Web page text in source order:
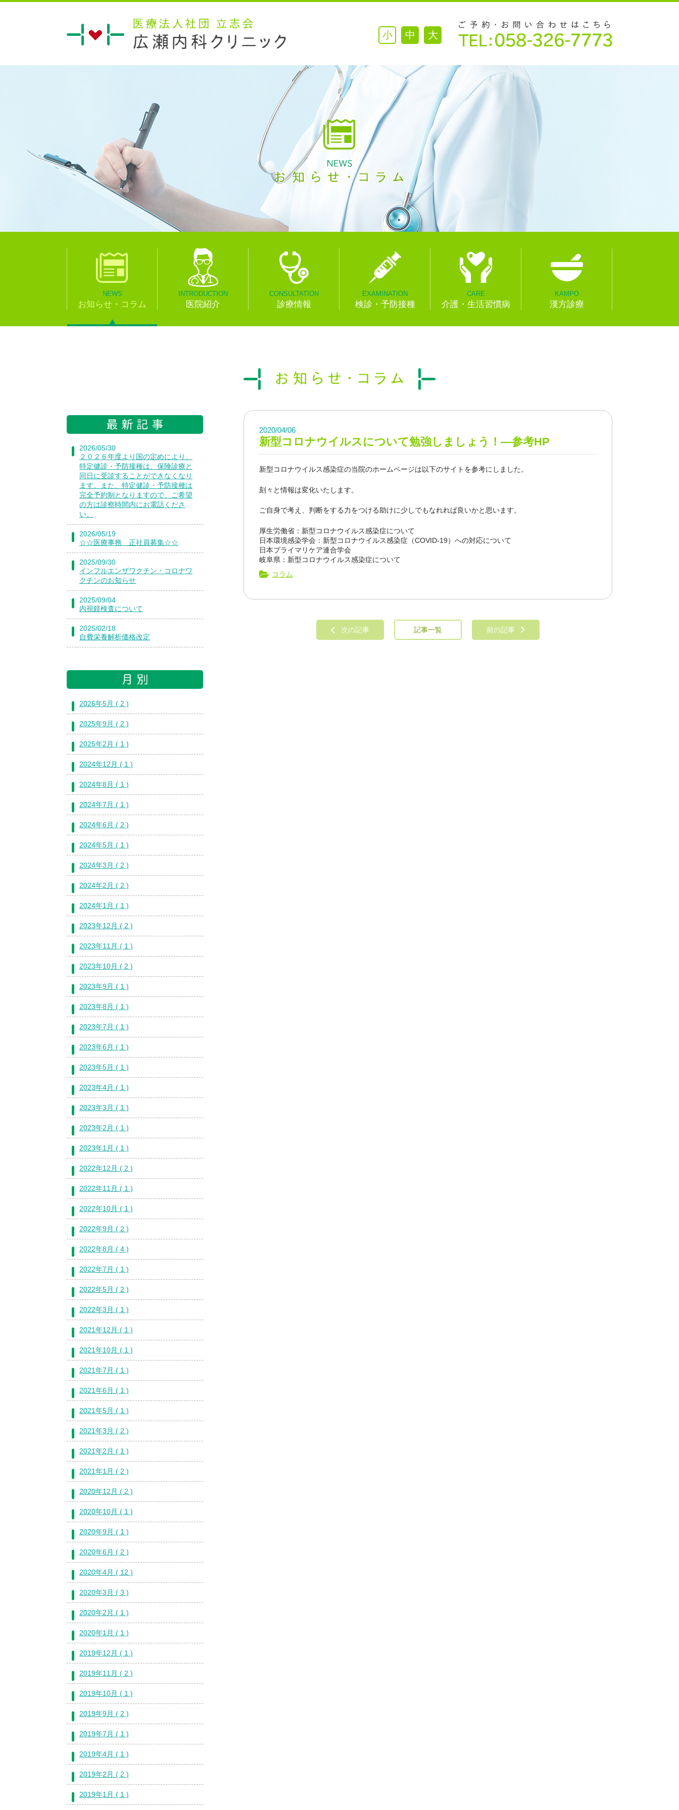
小 中 大
NEWS
お知らせ・コラム
INTRODUCTION
医院紹介
CONSULTATION
診療情報
EXAMINATION
検診・予防接種
CARE
介護・生活習慣病
KAMPO
漢方診療
2020/04/06
新型コロナウイルスについて勉強しましょう！―参考HP
新型コロナウイルス感染症の当院のホームページは以下のサイトを参考にしました。
刻々と情報は変化いたします。
ご自身で考え、判断をする力をつける助けに少しでもなれれば良いかと思います。
厚生労働省：新型コロナウイルス感染症について
日本環境感染学会：新型コロナウイルス感染症（COVID-19）への対応について
日本プライマリケア連合学会
岐阜県：新型コロナウイルス感染症について
コラム
次の記事 記事一覧 前の記事
2026/05/30
２０２６年度より国の定めにより、
特定健診・予防接種は、保険診療と
同日に受診することができなくなり
ます。また、特定健診・予防接種は
完全予約制となりますので、ご希望
の方は診察時間内にお電話くださ
い。
2026/05/19
☆☆医療事務 正社員募集☆☆
2025/09/30
インフルエンザワクチン・コロナワ
クチンのお知らせ
2025/09/04
内視鏡検査について
2025/02/18
自費栄養解析価格改定
2026年5月 ( 2 )
2025年9月 ( 2 )
2025年2月 ( 1 )
2024年12月 ( 1 )
2024年8月 ( 1 )
2024年7月 ( 1 )
2024年6月 ( 2 )
2024年5月 ( 1 )
2024年3月 ( 2 )
2024年2月 ( 2 )
2024年1月 ( 1 )
2023年12月 ( 2 )
2023年11月 ( 1 )
2023年10月 ( 2 )
2023年9月 ( 1 )
2023年8月 ( 1 )
2023年7月 ( 1 )
2023年6月 ( 1 )
2023年5月 ( 1 )
2023年4月 ( 1 )
2023年3月 ( 1 )
2023年2月 ( 1 )
2023年1月 ( 1 )
2022年12月 ( 2 )
2022年11月 ( 1 )
2022年10月 ( 1 )
2022年9月 ( 2 )
2022年8月 ( 4 )
2022年7月 ( 1 )
2022年5月 ( 2 )
2022年3月 ( 1 )
2021年12月 ( 1 )
2021年10月 ( 1 )
2021年7月 ( 1 )
2021年6月 ( 1 )
2021年5月 ( 1 )
2021年3月 ( 2 )
2021年2月 ( 1 )
2021年1月 ( 2 )
2020年12月 ( 2 )
2020年10月 ( 1 )
2020年9月 ( 1 )
2020年6月 ( 2 )
2020年4月 ( 12 )
2020年3月 ( 3 )
2020年2月 ( 1 )
2020年1月 ( 1 )
2019年12月 ( 1 )
2019年11月 ( 2 )
2019年10月 ( 1 )
2019年9月 ( 2 )
2019年7月 ( 1 )
2019年4月 ( 1 )
2019年2月 ( 2 )
2019年1月 ( 1 )